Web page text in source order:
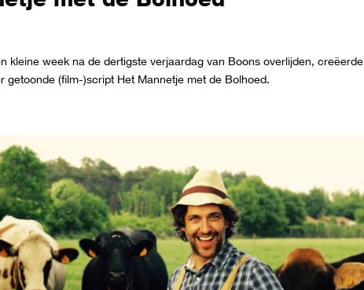
kleine week na de dertigste verjaardag van Boons overlijden, creëerde
getoonde (film-)script Het Mannetje met de Bolhoed.